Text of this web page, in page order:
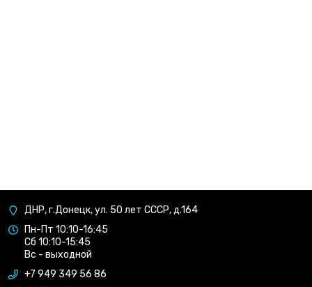
ДНР, г.Донецк, ул. 50 лет СССР, д.164
Пн-Пт 10:10-16:45
Сб 10:10-15:45
Вс - выходной
+7 949 349 56 86